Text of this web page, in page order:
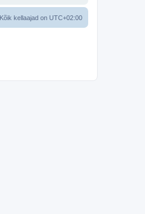
Kõik kellaajad on UTC+02:00